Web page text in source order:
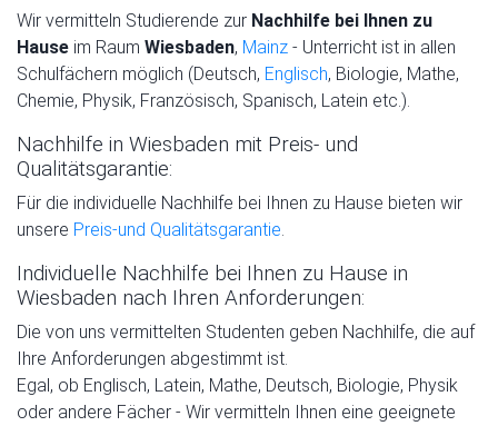
Wir vermitteln Studierende zur Nachhilfe bei Ihnen zu
Hause im Raum Wiesbaden, Mainz - Unterricht ist in allen
Schulfächern möglich (Deutsch, Englisch, Biologie, Mathe,
Chemie, Physik, Französisch, Spanisch, Latein etc.).
Nachhilfe in Wiesbaden mit Preis- und
Qualitätsgarantie:
Für die individuelle Nachhilfe bei Ihnen zu Hause bieten wir
unsere Preis-und Qualitätsgarantie
Individuelle Nachhilfe bei Ihnen zu Hause in
Wiesbaden nach Ihren Anforderungen:
Die von uns vermittelten Studenten geben Nachhilfe, die auf
Ihre Anforderungen abgestimmt ist.
Egal, ob Englisch, Latein, Mathe, Deutsch, Biologie, Physik
oder andere Fächer - Wir vermitteln Ihnen eine geeignete